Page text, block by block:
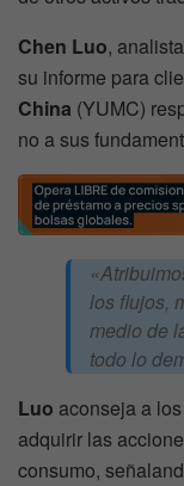
Chen Luo,
su informe para
China (YUMC)
no a sus
los flujos,
medio de
todo lo
Luo aconseja a
adquirir las
consumo,